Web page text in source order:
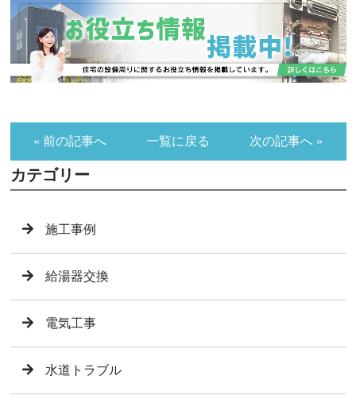
« 前の記事へ 一覧に戻る 次の記事へ »
カテゴリー
施工事例
給湯器交換
電気工事
水道トラブル